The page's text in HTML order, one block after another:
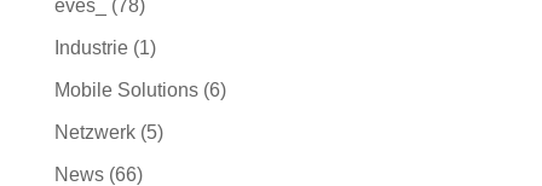
eves_ (78)
Industrie(1)
Mobile Solutions(6)
Netzwerk(5)
News(66)